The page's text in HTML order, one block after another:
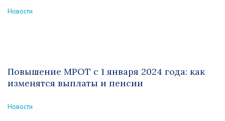
Новости
Повышение МРОТ с 1 января 2024 года: как
изменятся выплаты и пенсии
Новости